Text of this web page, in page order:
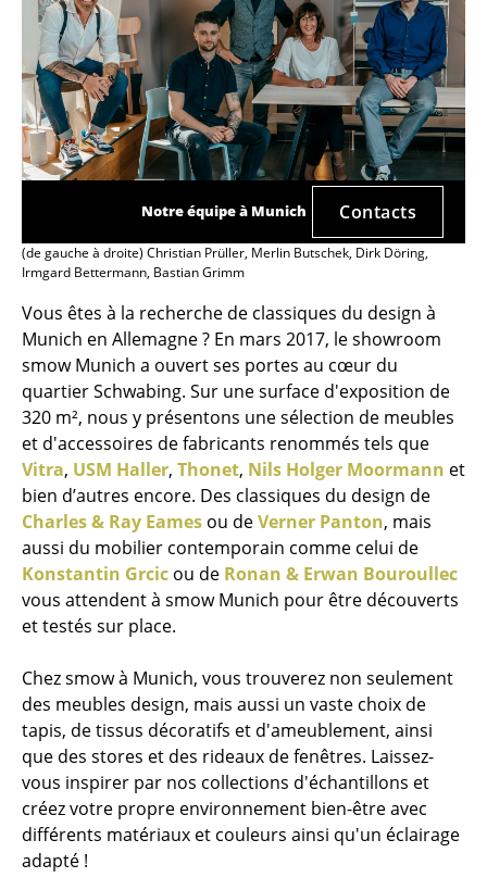
Notre équipe à Munich Contacts
(de gauche à droite) Christian Prüller, Merlin Butschek, Dirk Döring,
Irmgard Bettermann, Bastian Grimm
Vous êtes à la recherche de classiques du design à
Munich en Allemagne ? En mars 2017, le showroom
smow Munich a ouvert ses portes au cœur du
quartier Schwabing. Sur une surface d'exposition de
320 m², nous y présentons une sélection de meubles
et d'accessoires de fabricants renommés tels que
Vitra, USM Haller, Thonet, Nils Holger Moormann et
bien d’autres encore. Des classiques du design de
Charles & Ray Eames ou deVerner Panton, mais
aussi du mobilier contemporain comme celui de
Konstantin Grcic ou de Ronan & Erwan Bouroullec
vous attendent à smow Munich pour être découverts
et testés sur place.
Chez smow à Munich, vous trouverez non seulement
des meubles design, mais aussi un vaste choix de
tapis, de tissus décoratifs et d'ameublement, ainsi
que des stores et des rideaux de fenêtres. Laissez-
vous inspirer par nos collections d'échantillons et
créez votre propre environnement bien-être avec
différents matériaux et couleurs ainsi qu'un éclairage
adapté !